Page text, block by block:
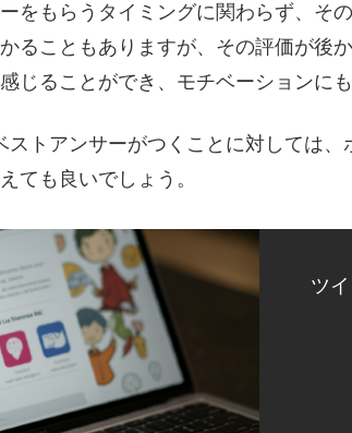
をもらうタイミングに関わらず、そ
ることもありますが、その評価が後
じることができ、モチベーションにも
ストアンサーがつくことに対しては
ても良いでしょう。
ツ